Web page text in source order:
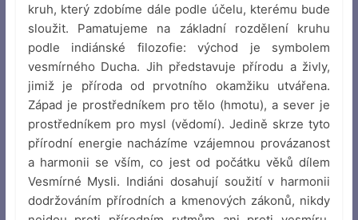
kruh, který zdobíme dále podle účelu, kterému bude
sloužit. Pamatujeme na základní rozdělení kruhu
podle indiánské filozofie: východ je symbolem
vesmírného Ducha. Jih představuje přírodu a živly,
jimiž je příroda od prvotního okamžiku utvářena.
Západ je prostředníkem pro tělo (hmotu), a sever je
prostředníkem pro mysl (vědomí). Jedině skrze tyto
přírodní energie nacházíme vzájemnou provázanost
a harmonii se vším, co jest od počátku věků dílem
Vesmírné Mysli. Indiáni dosahují soužití v harmonii
dodržováním přírodních a kmenových zákonů, nikdy